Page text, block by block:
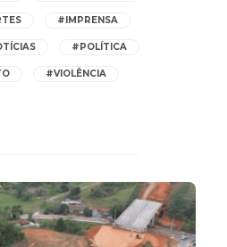
#IMPRENSA
#POLÍTICA
#VIOLÊNCIA